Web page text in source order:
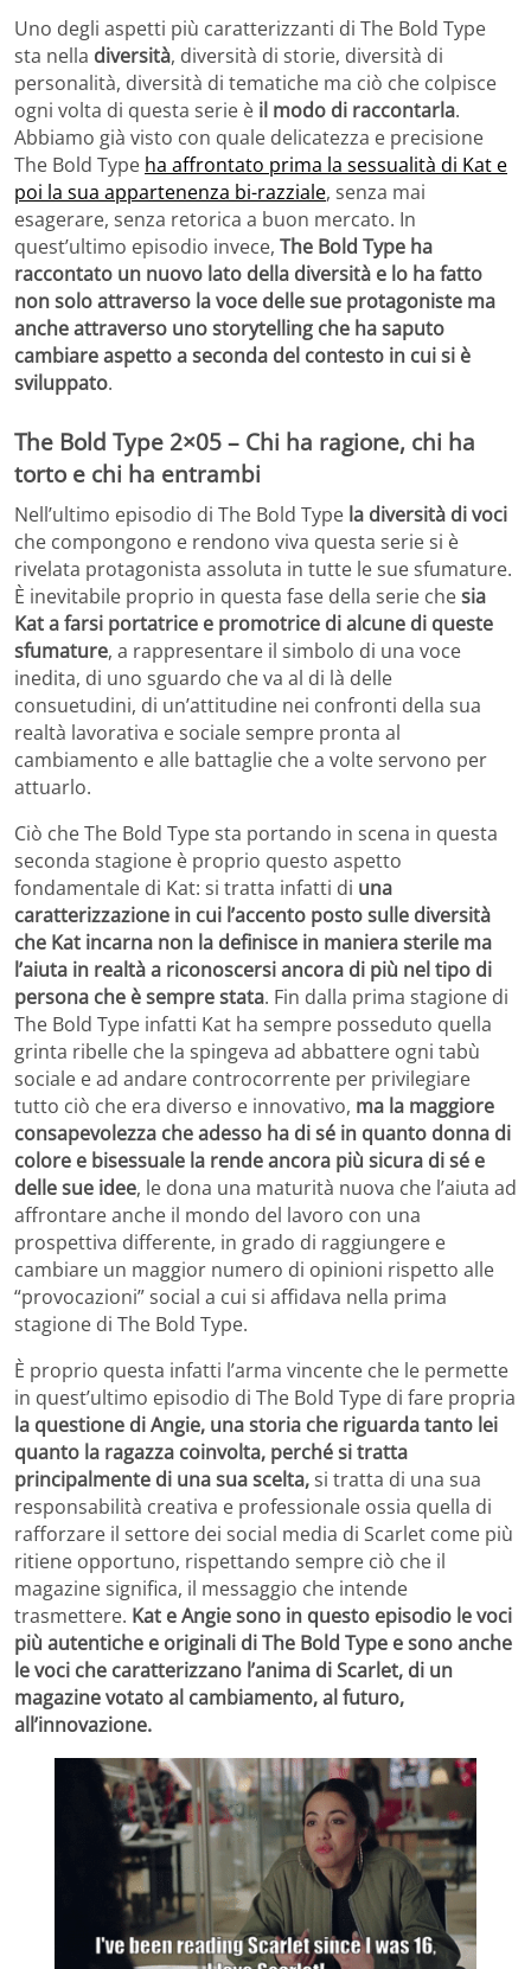
Uno degli aspetti più caratterizzanti di The Bold Type
sta nella diversità, diversità di storie, diversità di
personalità, diversità di tematiche ma ciò che colpisce
ogni volta di questa serie è il modo di raccontarla.
Abbiamo già visto con quale delicatezza e precisione
The Bold Type ha affrontato prima la sessualità di Kat e
poi la sua appartenenza bi-razziale, senza mai
esagerare, senza retorica a buon mercato. In
quest’ultimo episodio invece, The Bold Type ha
raccontato un nuovo lato della diversità e lo ha fatto
non solo attraverso la voce delle sue protagoniste ma
anche attraverso uno storytelling che ha saputo
cambiare aspetto a seconda del contesto in cui si è
sviluppato.
The Bold Type 2×05 – Chi ha ragione, chi ha
torto e chi ha entrambi
Nell’ultimo episodio di The Bold Type la diversità di voci
che compongono e rendono viva questa serie si è
rivelata protagonista assoluta in tutte le sue sfumature.
È inevitabile proprio in questa fase della serie chesia
Kat a farsi portatrice e promotrice di alcune di queste
sfumature, a rappresentare il simbolo di una voce
inedita, di uno sguardo che va al di là delle
consuetudini, di un’attitudine nei confronti della sua
realtà lavorativa e sociale sempre pronta al
cambiamento e alle battaglie che a volte servono per
attuarlo.
Ciò che The Bold Type sta portando in scena in questa
seconda stagione è proprio questo aspetto
fondamentale di Kat: si tratta infatti di una
caratterizzazione in cui l’accento posto sulle diversità
che Kat incarna non la definisce in maniera sterile ma
l’aiuta in realtà a riconoscersi ancora di più nel tipo di
persona che è sempre stata. Fin dalla prima stagione di
The Bold Type infatti Kat ha sempre posseduto quella
grinta ribelle che la spingeva ad abbattere ogni tabù
sociale e ad andare controcorrente per privilegiare
tutto ciò che era diverso e innovativo, ma la maggiore
consapevolezza che adesso ha di sé in quanto donna di
colore e bisessuale la rende ancora più sicura di sé e
delle sue idee, le dona una maturità nuova che l’aiuta ad
affrontare anche il mondo del lavoro con una
prospettiva differente, in grado di raggiungere e
cambiare un maggior numero di opinioni rispetto alle
“provocazioni” social a cui si affidava nella prima
stagione di The Bold Type.
È proprio questa infatti l’arma vincente che le permette
in quest’ultimo episodio di The Bold Type di fare propria
la questione di Angie, una storia che riguarda tanto lei
quanto la ragazza coinvolta, perché si tratta
principalmente di una sua scelta,si tratta di una sua
responsabilità creativa e professionale ossia quella di
rafforzare il settore dei social media di Scarlet come più
ritiene opportuno, rispettando sempre ciò che il
magazine significa, il messaggio che intende
trasmettere. Kat e Angie sono in questo episodio le voci
più autentiche e originali di The Bold Type e sono anche
le voci che caratterizzano l’anima di Scarlet, di un
magazine votato al cambiamento, al futuro,
all’innovazione.